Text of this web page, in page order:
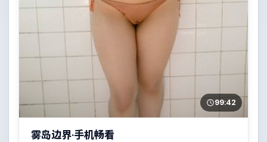
99:42
雾岛边界·手机畅看